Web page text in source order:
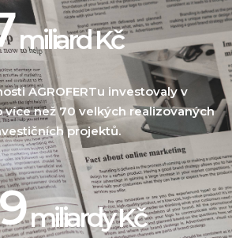
miliard Kč
AGROFERTu investovaly v
než 70 velkých realizovaných
projektů.
miliardy Kč